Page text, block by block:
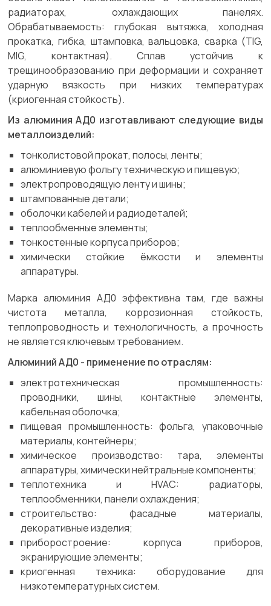
радиаторах, охлаждающих панелях.
Обрабатываемость: глубокая вытяжка, холодная
прокатка, гибка, штамповка, вальцовка, сварка (TIG,
MIG, контактная). Сплав устойчив к
трещинообразованию при деформации и сохраняет
ударную вязкость при низких температурах
(криогенная стойкость).
Из алюминия АД0 изготавливают следующие виды
металлоизделий:
тонколистовой прокат, полосы, ленты;
алюминиевую фольгу техническую и пищевую;
электропроводящую ленту и шины;
штампованные детали;
оболочки кабелей и радиодеталей;
теплообменные элементы;
тонкостенные корпуса приборов;
химически стойкие ёмкости и элементы
аппаратуры.
Марка алюминия АД0 эффективна там, где важны
чистота металла, коррозионная стойкость,
теплопроводность и технологичность, а прочность
не является ключевым требованием.
Алюминий АД0 - применение по отраслям:
электротехническая промышленность:
проводники, шины, контактные элементы,
кабельная оболочка;
пищевая промышленность: фольга, упаковочные
материалы, контейнеры;
химическое производство: тара, элементы
аппаратуры, химически нейтральные компоненты;
теплотехника и HVAC: радиаторы,
теплообменники, панели охлаждения;
строительство: фасадные материалы,
декоративные изделия;
приборостроение: корпуса приборов,
экранирующие элементы;
криогенная техника: оборудование для
низкотемпературных систем.